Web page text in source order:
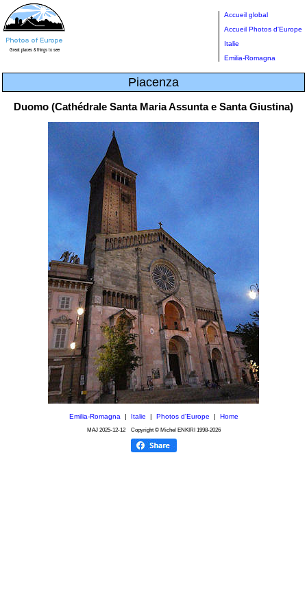
Accueil global
Accueil Photos d'Europe
Italie
Emilia-Romagna
Piacenza
Duomo (Cathédrale Santa Maria Assunta e Santa Giustina)
Emilia-Romagna| Italie Photos d'Europe Home
MAJ 2025-12-12Copyright © Michel ENKIRI 1998-2026